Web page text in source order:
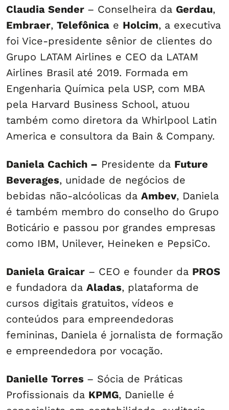
Claudia Sender – Conselheira da Gerdau,
Embraer, Telefônica e Holcim, a executiva
foi Vice-presidente sênior de clientes do
Grupo LATAM Airlines e CEO da LATAM
Airlines Brasil até 2019. Formada em
Engenharia Química pela USP, com MBA
pela Harvard Business School, atuou
também como diretora da Whirlpool Latin
America e consultora da Bain & Company.
Daniela Cachich – Presidente da Future
Beverages, unidade de negócios de
bebidas não-alcóolicas da Ambev, Daniela
é também membro do conselho do Grupo
Boticário e passou por grandes empresas
como IBM, Unilever, Heineken e PepsiCo.
Daniela Graicar – CEO e founder da PROS
e fundadora da Aladas, plataforma de
cursos digitais gratuitos, vídeos e
conteúdos para empreendedoras
femininas, Daniela é jornalista de formação
e empreendedora por vocação.
Danielle Torres – Sócia de Práticas
Profissionais da KPMG, Danielle é